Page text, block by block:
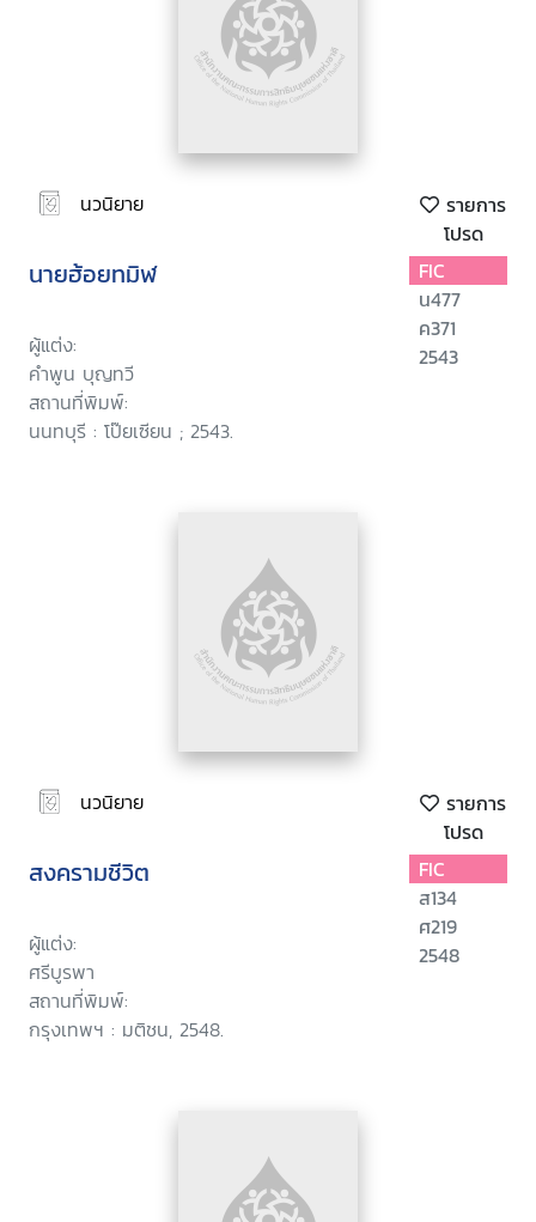
นวนิยาย
รายการ
โปรด
นายฮ้อยทมิฬ
ผู้แต่ง:
คำพูน บุญทวี
สถานที่พิมพ์:
นนทบุรี : โป๊ยเซียน ; 2543.
FIC
น477
ค371
2543
นวนิยาย
รายการ
โปรด
สงครามชีวิต
ผู้แต่ง:
ศรีบูรพา
สถานที่พิมพ์:
กรุงเทพฯ : มติชน, 2548.
FIC
ส134
ศ219
2548